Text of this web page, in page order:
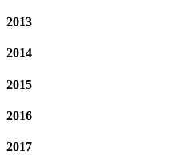
2013
2014
2015
2016
2017